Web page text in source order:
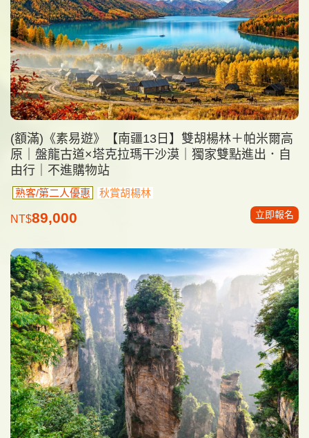
(額滿)《素易遊》【南疆13日】雙胡楊林＋帕米爾高
原｜盤龍古道×塔克拉瑪干沙漠｜獨家雙點進出．自
由行｜不進購物站
熟客/第二人優惠 秋賞胡楊林
NT$89,000 立即報名